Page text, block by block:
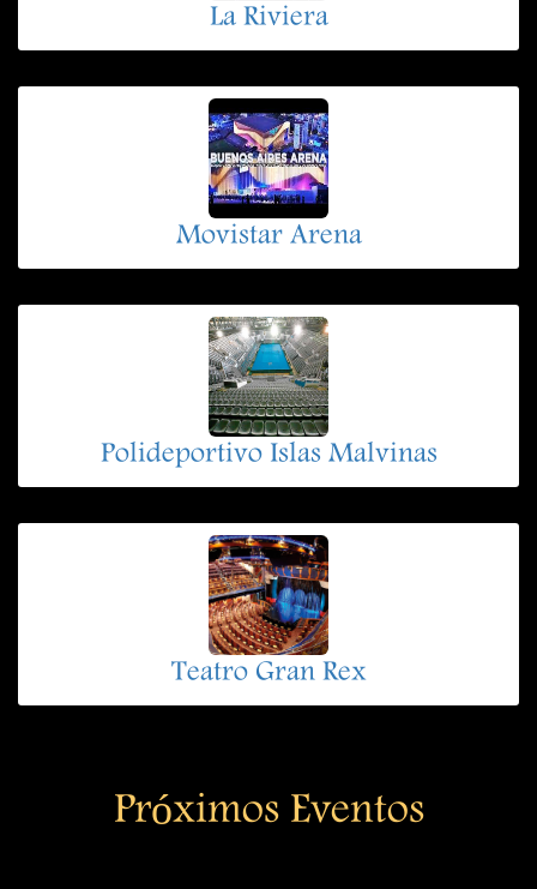
La Riviera
Movistar Arena
Polideportivo Islas Malvinas
Teatro Gran Rex
Próximos Eventos